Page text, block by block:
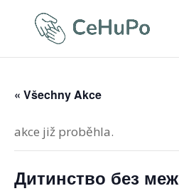
« Všechny Akce
akce již proběhla.
Дитинство без меж